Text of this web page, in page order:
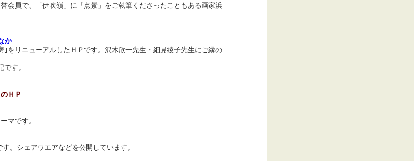
で、「伊吹嶺」に「点景」をご執筆くださったこともある画家浜
か
ニューアルしたＨＰです。沢木欣一先生・細見綾子先生にご縁の
す。
ＨＰ
マです。
。 シェアウエアなどを公開しています。